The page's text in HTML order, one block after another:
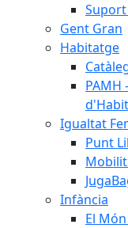
Gent Gran
Habitatge
Igualtat
Punt
Infància
El